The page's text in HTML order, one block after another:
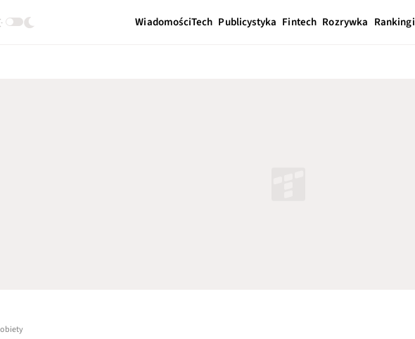
WiadomościTech Publicystyka Fintech Rozrywka Rankingi